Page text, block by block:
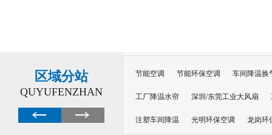
区域分站
QUYUFENZHAN
节能空调 节能环保空调 车间降温换
工厂降温水帘 深圳/东莞工业大风扇
注塑车间降温 光明环保空调 龙岗环